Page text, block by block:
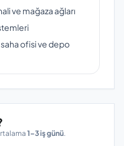
ve mağaza ağları
saha ofisi ve depo
1–3 iş günü.